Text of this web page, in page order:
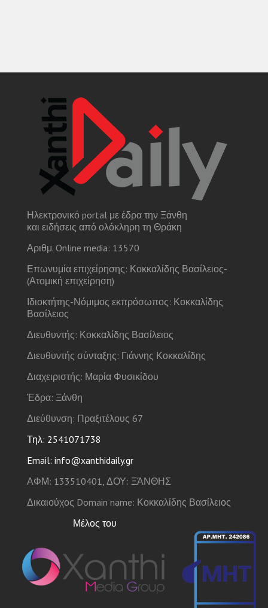
Ηλεκτρονικό portal με έδρα την Ξάνθη
και ειδήσεις από ολόκληρη τη Θράκη
Αριθμ. Online media: 13570
Επωνυμία επιχείρησης: Κοκκαλίδης Βασίλειος-
(Ατομική επιχείρηση)
Ιδιοκτήτης-Νόμιμος εκπρόσωπος: Κοκκαλίδης
Βασίλειος
Διευθυντής: Κοκκαλίδης Βασίλειος
Διευθυντής σύνταξης: Γιάννης Κοκκαλίδης
Διαχειριστής: Μαρία Φυσικίδου
Έδρα: Ξάνθη
Διεύθυνση: Πραξιτέλους 67
Τηλ: 2541071738
Email: info@xanthidaily.gr
ΑΦΜ: 133510401, ΔΟΥ: ΞΆΝΘΗΣ
Δικαιούχος Domain name: Κοκκαλίδης Βασίλειος
Μέλος του